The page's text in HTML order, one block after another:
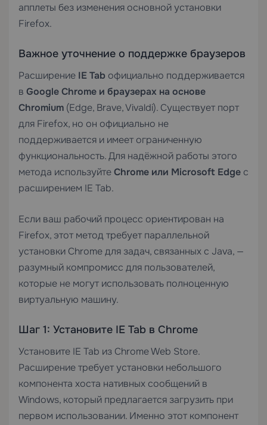
апплеты без изменения основной установки
Firefox.
Важное уточнение о поддержке браузеров
Расширение IE Tab официально поддерживается
в Google Chrome и браузерах на основе
Chromium (Edge, Brave, Vivaldi). Существует порт
для Firefox, но он официально не
поддерживается и имеет ограниченную
функциональность. Для надёжной работы этого
метода используйтеChrome или Microsoft Edge с
расширением IE Tab.
Если ваш рабочий процесс ориентирован на
Firefox, этот метод требует параллельной
установки Chrome для задач, связанных с Java, —
разумный компромисс для пользователей,
которые не могут использовать полноценную
виртуальную машину.
Шаг 1: Установите IE Tab в Chrome
Установите IE Tab из Chrome Web Store.
Расширение требует установки небольшого
компонента хоста нативных сообщений в
Windows, который предлагается загрузить при
первом использовании. Именно этот компонент